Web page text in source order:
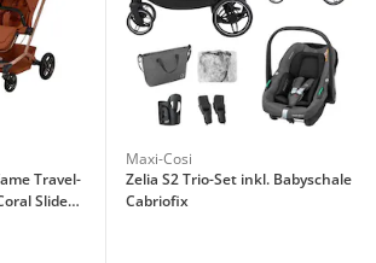
Slide
Maxi-Cosi
Zelia S2 Trio-Set inkl. Babyschale
Cabriofix